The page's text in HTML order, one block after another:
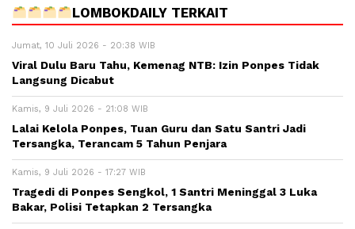
LOMBOKDAILY TERKAIT
Jumat, 10 Juli 2026 - 20:38 WIB
Viral Dulu Baru Tahu, Kemenag NTB: Izin Ponpes Tidak
Langsung Dicabut
Kamis, 9 Juli 2026 - 21:08 WIB
Lalai Kelola Ponpes, Tuan Guru dan Satu Santri Jadi
Tersangka, Terancam 5 Tahun Penjara
Kamis, 9 Juli 2026 - 17:27 WIB
Tragedi di Ponpes Sengkol, 1 Santri Meninggal 3 Luka
Bakar, Polisi Tetapkan 2 Tersangka